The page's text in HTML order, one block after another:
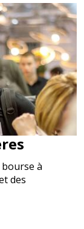
à
des